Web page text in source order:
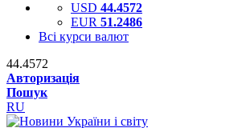
USD 44.4572
EUR 51.2486
Всі курси валют
44.4572
Авторизація
Пошук
RU